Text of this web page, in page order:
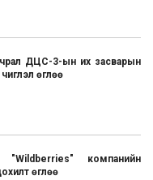
ДЦС-3-ын их засварын
өглөө
компанийн
өглөө